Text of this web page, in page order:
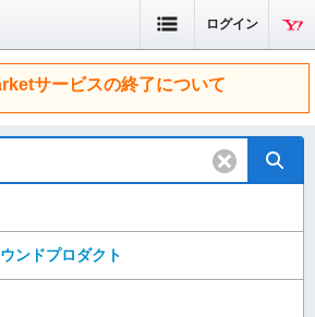
ログイン
サービスの終了について
ンドプロダクト